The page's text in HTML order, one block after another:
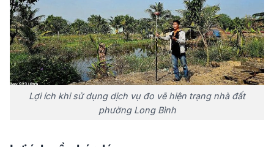
Lợi ích khi sử dụng dịch vụ đo vẽ hiện trạng nhà đất
phường Long Bình